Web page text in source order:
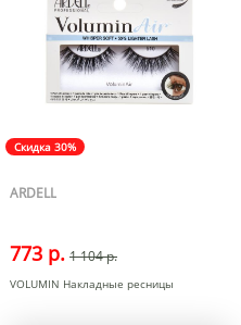
Скидка 30%
ARDELL
773 р. 1 104 р.
VOLUMIN Накладные ресницы